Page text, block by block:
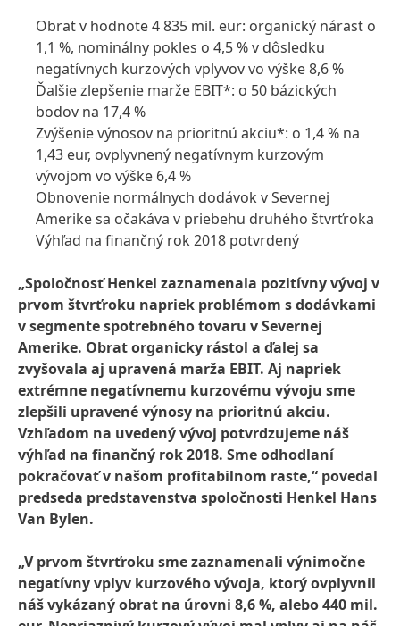
Obrat v hodnote 4 835 mil. eur: organický nárast o
1,1 %, nominálny pokles o 4,5 % v dôsledku
negatívnych kurzových vplyvov vo výške 8,6 %
Ďalšie zlepšenie marže EBIT*: o 50 bázických
bodov na 17,4 %
Zvýšenie výnosov na prioritnú akciu*: o 1,4 % na
1,43 eur, ovplyvnený negatívnym kurzovým
vývojom vo výške 6,4 %
Obnovenie normálnych dodávok v Severnej
Amerike sa očakáva v priebehu druhého štvrťroka
Výhľad na finančný rok 2018 potvrdený
„Spoločnosť Henkel zaznamenala pozitívny vývoj v
prvom štvrťroku napriek problémom s dodávkami
v segmente spotrebného tovaru v Severnej
Amerike. Obrat organicky rástol a ďalej sa
zvyšovala aj upravená marža EBIT. Aj napriek
extrémne negatívnemu kurzovému vývoju sme
zlepšili upravené výnosy na prioritnú akciu.
Vzhľadom na uvedený vývoj potvrdzujeme náš
výhľad na finančný rok 2018. Sme odhodlaní
pokračovať v našom profitabilnom raste,“ povedal
predseda predstavenstva spoločnosti Henkel Hans
Van Bylen.
„V prvom štvrťroku sme zaznamenali výnimočne
negatívny vplyv kurzového vývoja, ktorý ovplyvnil
náš vykázaný obrat na úrovni 8,6 %, alebo 440 mil.